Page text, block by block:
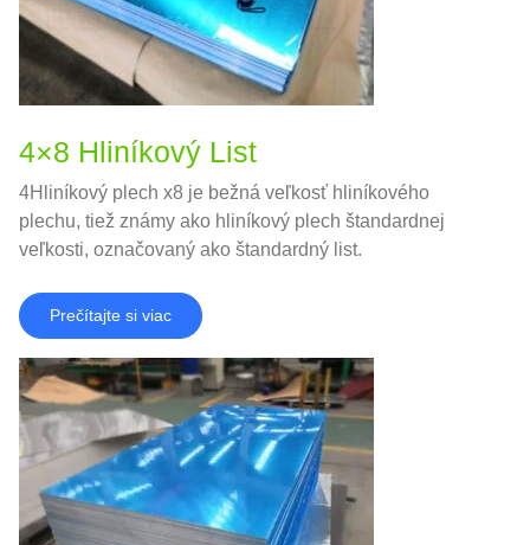
4×8 Hliníkový List
4Hliníkový plech x8 je bežná veľkosť hliníkového
plechu, tiež známy ako hliníkový plech štandardnej
veľkosti, označovaný ako štandardný list.
Prečítajte si viac